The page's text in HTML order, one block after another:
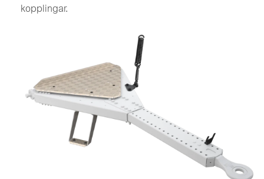
kopplingar.